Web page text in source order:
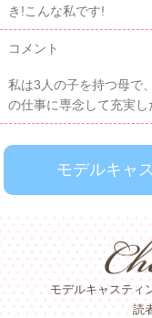
き!こんな私です!
コメント
私は3人の子を持つ母で
の仕事に専念して充実
モデルキャ
モデルキャスティ
読